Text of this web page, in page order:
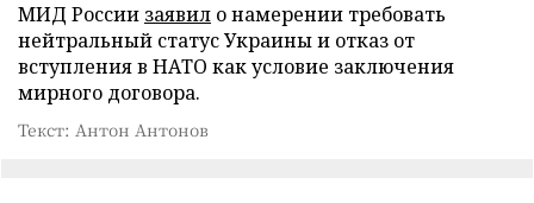
МИД России заявил о намерении требовать
нейтральный статус Украины и отказ от
вступления в НАТО как условие заключения
мирного договора.
Текст: Антон Антонов